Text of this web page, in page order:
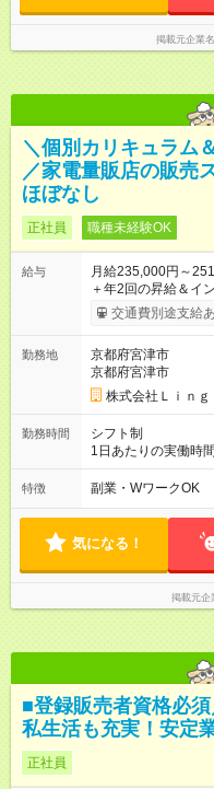
時00分～17時00分
掲載元企業名
＼個別カリキュラム
／家電量販店の販売
ほぼなし
正社員 職種未経験OK
給与
月給235,000円～
＋年2回の昇給＆インセンティブ
～＋インセンティブ＋賞与＋諸手
定します。 ◎残業
評価するため、年2
目標の達成に応じて
得られる達成感は格別です♪ また、「家電アド
資格を取得すれば、
プに繋がる環境です！ 【試用期間】試用期間あり 試用期間
さ：3ヶ月 ※ 雇用形
す。
交通費別途支給
勤務地
京都府宮津市
京都府宮津市
株式会社Ｌｉｎｇ
勤務時間
シフト制
1日あたりの実働時間：最大8時
10:00～19:00 【遅番】12:00～
せて、できるだけシフトも調整
頭、大切な人たちと
にしながらご活躍い
特徴 副業・WワークOK
気になる！
掲載元企
■登録販売者資格必
私生活も充実！安定
正社員